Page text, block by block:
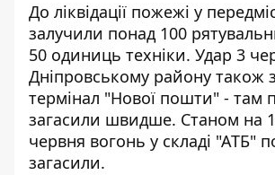
До ліквідації пожежі у
залучили понад 100
50 одиниць техніки. Удар 3
Дніпровському району також
термінал "Нової пошти" - там
загасили швидше. Станом на
червня вогонь у складі "АТБ"
загасили.